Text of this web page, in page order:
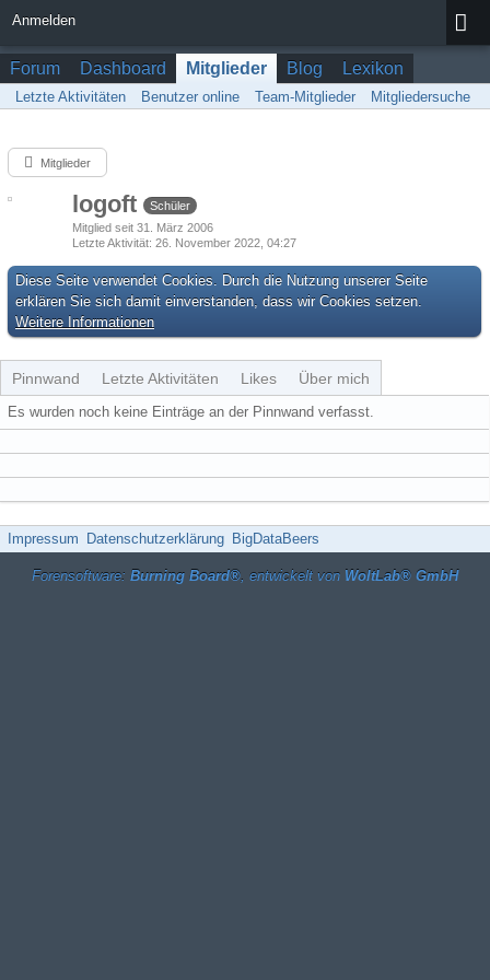
Anmelden
Forum Dashboard Mitglieder Blog Lexikon
Letzte Aktivitäten Benutzer online Team-Mitglieder Mitgliedersuche
Mitglieder
logoft
Schüler
Mitglied seit 31. März 2006
Letzte Aktivität 26. November 2022, 04:27
Diese Seite verwendet Cookies. Durch die Nutzung unserer Seite
erklären Sie sich damit einverstanden, dass wir Cookies setzen.
Weitere Informationen
Pinnwand Letzte Aktivitäten Likes Über mich
Es wurden noch keine Einträge an der Pinnwand verfasst.
Impressum Datenschutzerklärung BigDataBeers
Forensoftware: Burning Board®, entwickelt von WoltLab® GmbH